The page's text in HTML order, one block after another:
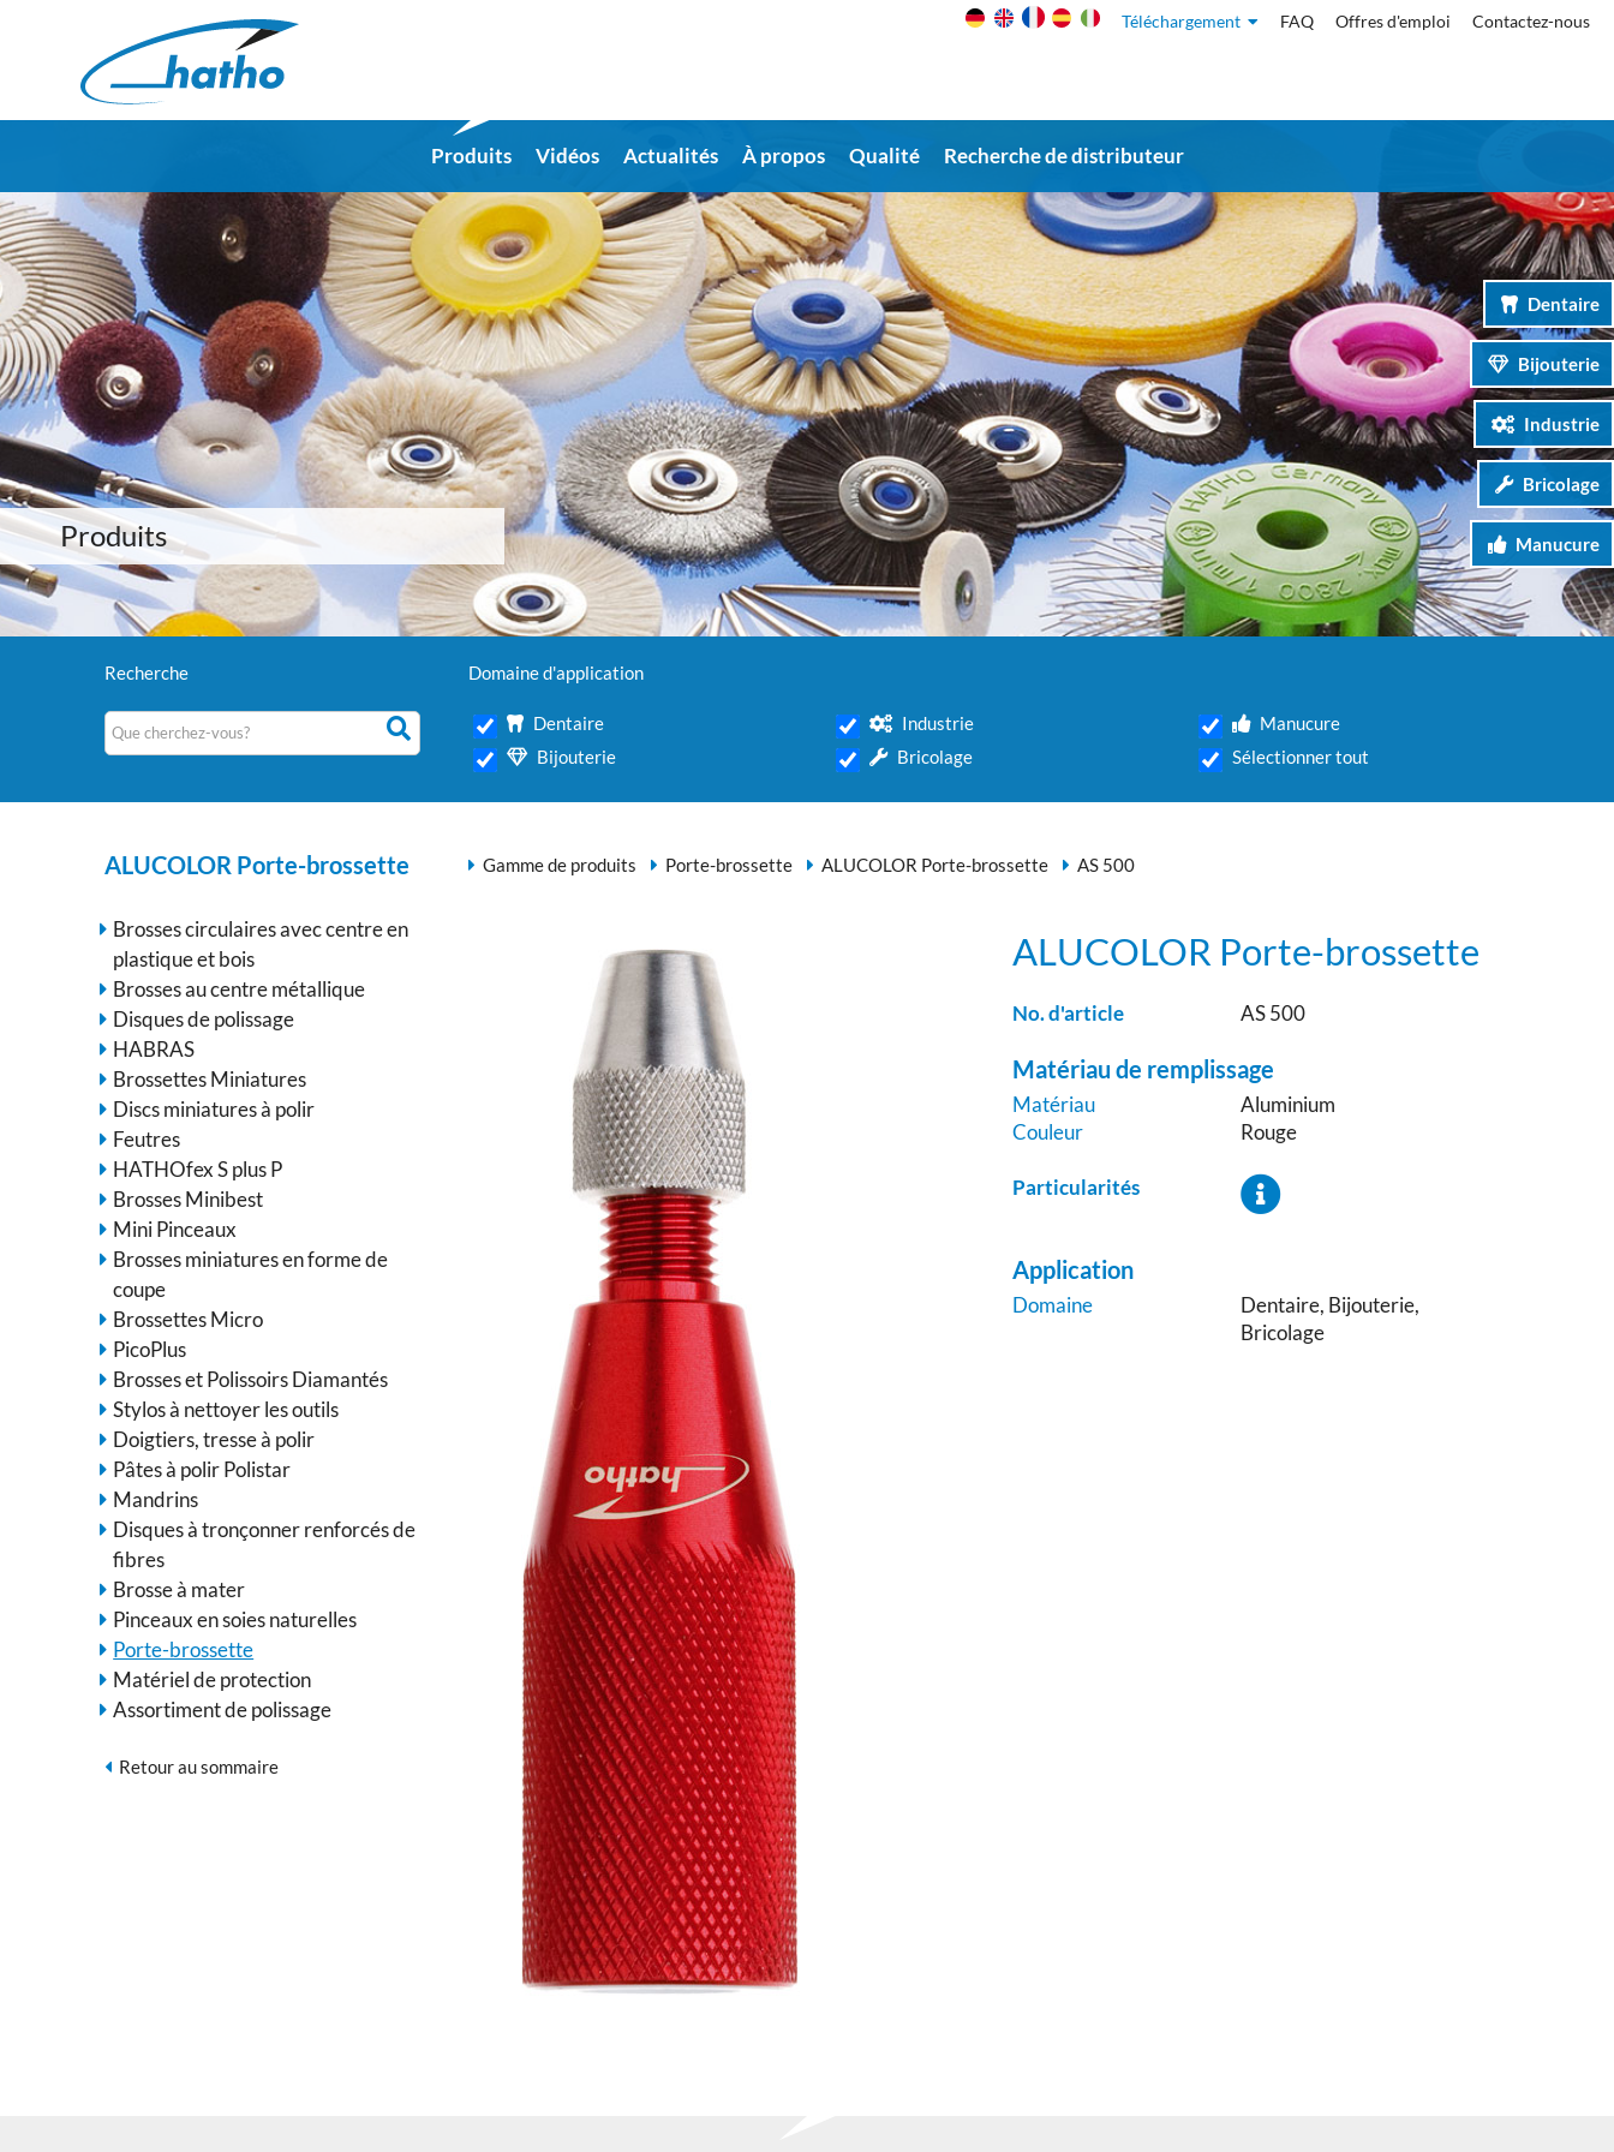
Produits Vidéos Actualités À propos Qualité Recherche de distributeur
Téléchargement FAQ Offres d'emploi Contactez-nous
Dentaire
Bijouterie
Industrie
Bricolage
Manucure
Produits
Recherche Domaine d'application
Dentaire
Bijouterie
Industrie
Bricolage
Manucure
Sélectionner tout
ALUCOLOR Porte-brossette
Brosses circulaires avec centre en
plastique et bois
Brosses au centre métallique
Disques de polissage
HABRAS
Brossettes Miniatures
Discs miniatures à polir
Feutres
HATHOfex S plus P
Brosses Minibest
Mini Pinceaux
Brosses miniatures en forme de
coupe
Brossettes Micro
PicoPlus
Brosses et Polissoirs Diamantés
Stylos à nettoyer les outils
Doigtiers, tresse à polir
Pâtes à polir Polistar
Mandrins
Disques à tronçonner renforcés de
fibres
Brosse à mater
Pinceaux en soies naturelles
Porte-brossette
Matériel de protection
Assortiment de polissage
Retour au sommaire
Gamme de produits Porte-brossette ALUCOLOR Porte-brossette AS 500
ALUCOLOR Porte-brossette
No. d'article AS 500
Matériau de remplissage
Matériau
Aluminium
Couleur
Rouge
Particularités
Application
Domaine
Dentaire, Bijouterie,
Bricolage